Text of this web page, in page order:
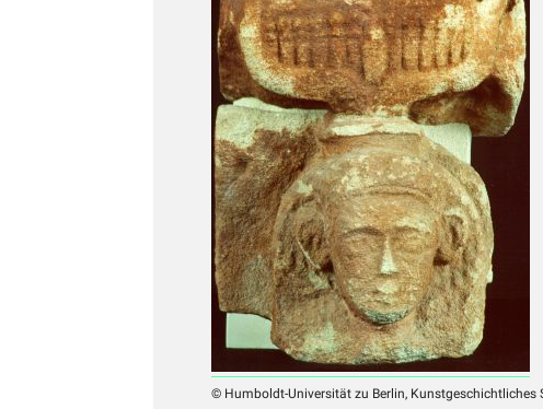
© Humboldt-Universität zu Berlin, Kunstgeschichtliches